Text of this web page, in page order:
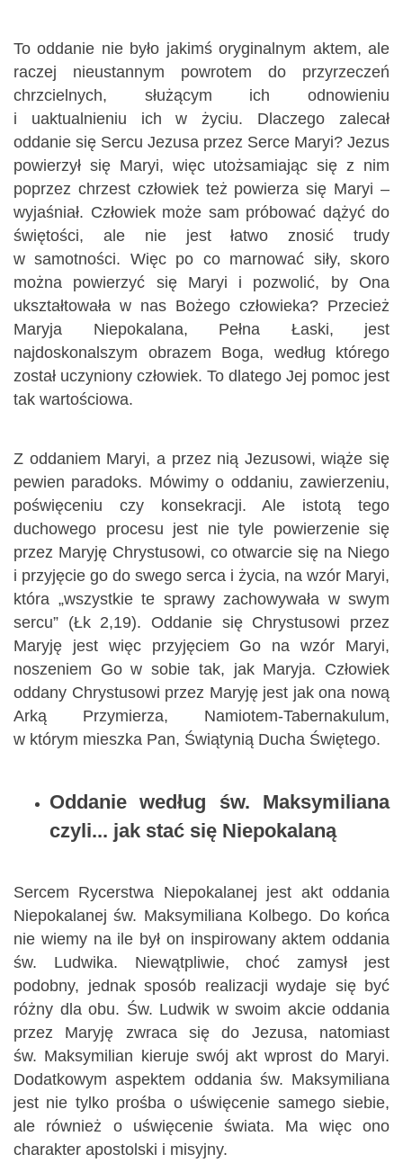
To oddanie nie było jakimś oryginalnym aktem, ale
raczej nieustannym powrotem do przyrzeczeń
chrzcielnych, służącym ich odnowieniu
i uaktualnieniu ich w życiu. Dlaczego zalecał
oddanie się Sercu Jezusa przez Serce Maryi? Jezus
powierzył się Maryi, więc utożsamiając się z nim
poprzez chrzest człowiek też powierza się Maryi –
wyjaśniał. Człowiek może sam próbować dążyć do
świętości, ale nie jest łatwo znosić trudy
w samotności. Więc po co marnować siły, skoro
można powierzyć się Maryi i pozwolić, by Ona
ukształtowała w nas Bożego człowieka? Przecież
Maryja Niepokalana, Pełna Łaski, jest
najdoskonalszym obrazem Boga, według którego
został uczyniony człowiek. To dlatego Jej pomoc jest
tak wartościowa.
Z oddaniem Maryi, a przez nią Jezusowi, wiąże się
pewien paradoks. Mówimy o oddaniu, zawierzeniu,
poświęceniu czy konsekracji. Ale istotą tego
duchowego procesu jest nie tyle powierzenie się
przez Maryję Chrystusowi, co otwarcie się na Niego
i przyjęcie go do swego serca i życia, na wzór Maryi,
która „wszystkie te sprawy zachowywała w swym
sercu” (Łk 2,19). Oddanie się Chrystusowi przez
Maryję jest więc przyjęciem Go na wzór Maryi,
noszeniem Go w sobie tak, jak Maryja. Człowiek
oddany Chrystusowi przez Maryję jest jak ona nową
Arką Przymierza, Namiotem-Tabernakulum,
w którym mieszka Pan, Świątynią Ducha Świętego.
Oddanie według św. Maksymiliana
czyli... jak stać się Niepokalaną
Sercem Rycerstwa Niepokalanej jest akt oddania
Niepokalanej św. Maksymiliana Kolbego. Do końca
nie wiemy na ile był on inspirowany aktem oddania
św. Ludwika. Niewątpliwie, choć zamysł jest
podobny, jednak sposób realizacji wydaje się być
różny dla obu. Św. Ludwik w swoim akcie oddania
przez Maryję zwraca się do Jezusa, natomiast
św. Maksymilian kieruje swój akt wprost do Maryi.
Dodatkowym aspektem oddania św. Maksymiliana
jest nie tylko prośba o uświęcenie samego siebie,
ale również o uświęcenie świata. Ma więc ono
charakter apostolski i misyjny.